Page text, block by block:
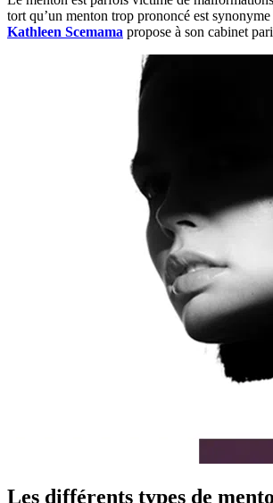
tort qu’un menton trop prononcé est
Kathleen Scemama propose à son cabinet
Les différents types de